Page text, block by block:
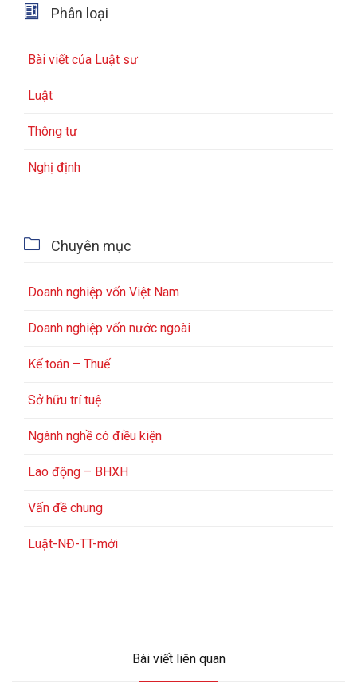
 Phân loại
Bài viết của Luật sư
Luật
Thông tư
Nghị định
 Chuyên mục
Doanh nghiệp vốn Việt Nam
Doanh nghiệp vốn nước ngoài
Kế toán – Thuế
Sở hữu trí tuệ
Ngành nghề có điều kiện
Lao động – BHXH
Vấn đề chung
Luật-NĐ-TT-mới
Bài viết liên quan